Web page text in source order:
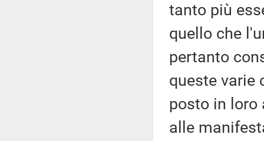
tanto più
quello che
pertanto
queste varie
posto in loro
alle